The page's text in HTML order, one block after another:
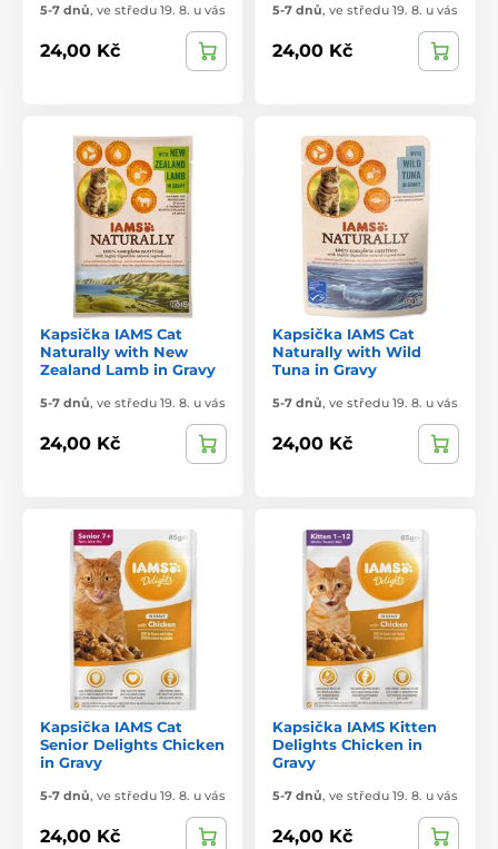
5-7 dnů, ve středu 19. 8. u vás
24,00 Kč
5-7 dnů, ve středu 19. 8. u vás
24,00 Kč
Kapsička IAMS Cat
Naturally with New
Zealand Lamb in Gravy
5-7 dnů, ve středu 19. 8. u vás
24,00 Kč
Kapsička IAMS Cat
Naturally with Wild
Tuna in Gravy
5-7 dnů, ve středu 19. 8. u vás
24,00 Kč
Kapsička IAMS Cat
Senior Delights Chicken
in Gravy
5-7 dnů, ve středu 19. 8. u vás
24,00 Kč
Kapsička IAMS Kitten
Delights Chicken in
Gravy
5-7 dnů, ve středu 19. 8. u vás
24,00 Kč